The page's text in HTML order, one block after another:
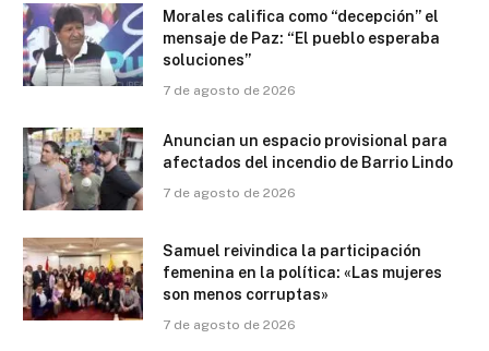
Morales califica como “decepción” el
mensaje de Paz: “El pueblo esperaba
soluciones”
7 de agosto de 2026
Anuncian un espacio provisional para
afectados del incendio de Barrio Lindo
7 de agosto de 2026
Samuel reivindica la participación
femenina en la política: «Las mujeres
son menos corruptas»
7 de agosto de 2026